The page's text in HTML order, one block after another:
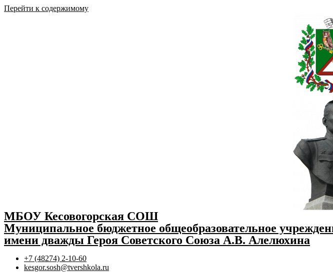
Перейти к содержимому
МБОУ Кесовогорская СОШ
Муниципальное бюджетное общеобразовательное
имени дважды Героя Советского Союза А.В. Алелюхина
+7 (48274) 2-10-60
kesgor.sosh@tvershkola.ru